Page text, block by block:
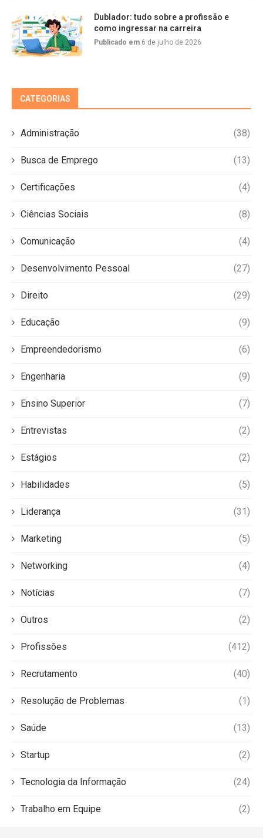
Dublador: tudo sobre a profissão e
como ingressar na carreira
Publicado em 6 de julho de 2026
CATEGORIAS
Administração (38)
Busca de Emprego (13)
Certificações (4)
Ciências Sociais (8)
Comunicação (4)
Desenvolvimento Pessoal (27)
Direito (29)
Educação (9)
Empreendedorismo (6)
Engenharia (9)
Ensino Superior (7)
Entrevistas (2)
Estágios (2)
Habilidades (5)
Liderança (31)
Marketing (5)
Networking (4)
Notícias (7)
Outros (2)
Profissões (412)
Recrutamento (40)
Resolução de Problemas (1)
Saúde (13)
Startup (2)
Tecnologia da Informação (24)
Trabalho em Equipe (2)